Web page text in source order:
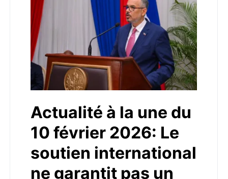
Actualité à la une du
10 février 2026: Le
soutien international
ne garantit pas un